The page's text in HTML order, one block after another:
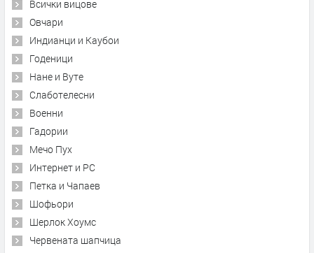
Всички вицове
Овчари
Индианци и Каубои
Годеници
Нане и Вуте
Слаботелесни
Военни
Гадории
Мечо Пух
Интернет и PC
Петка и Чапаев
Шофьори
Шерлок Хоумс
Червената шапчица